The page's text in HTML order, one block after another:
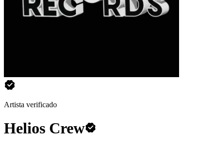
Artista verificado
Helios Crew